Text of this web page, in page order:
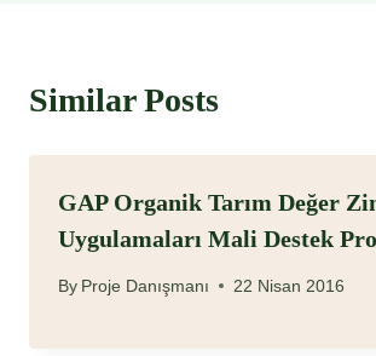
Similar Posts
GAP Organik Tarım Değer
Uygulamaları Mali Destek
By Proje Danışmanı 22 Nisan 2016